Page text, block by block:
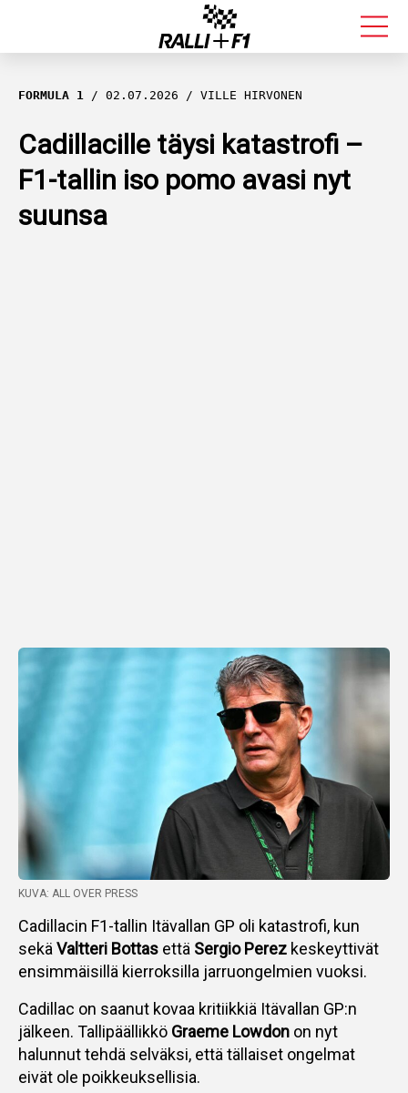
FORMULA 1
RALLI
KALLE ROVANPERÄ
VALTTERI BOTTAS
FORMULA 1 02.07.2026 VILLE HIRVONEN
Cadillacille täysi katastrofi –
F1-tallin iso pomo avasi nyt
suunsa
KUVA: ALL OVER PRESS
Cadillacin F1-tallin Itävallan GP oli katastrofi, kun
sekä Valtteri Bottas että Sergio Perez keskeyttivät
ensimmäisillä kierroksilla jarruongelmien vuoksi.
Cadillac on saanut kovaa kritiikkiä Itävallan GP:n
jälkeen. Tallipäällikkö Graeme Lowdon on nyt
halunnut tehdä selväksi, että tällaiset ongelmat
eivät ole poikkeuksellisia.